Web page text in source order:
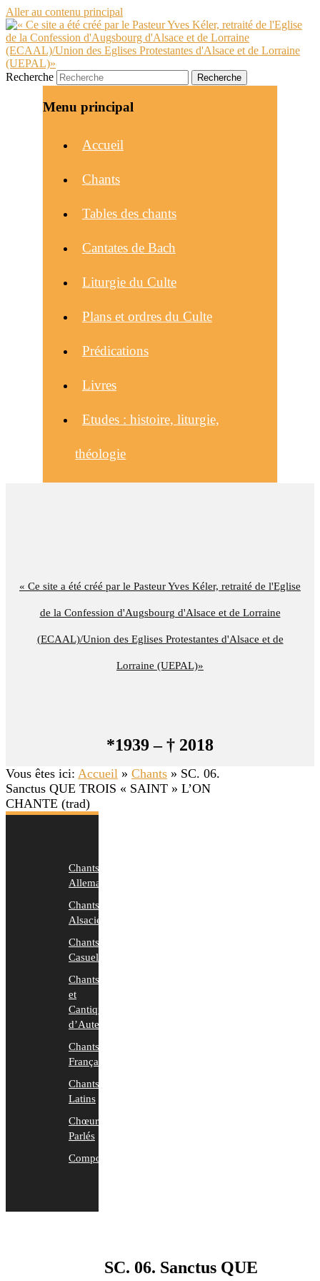
Aller au contenu principal
« Ce site a été créé par le Pasteur Yves Kéler, retraité de l'Eglise
de la Confession d'Augsbourg d'Alsace et de Lorraine
(ECAAL)/Union des Eglises Protestantes d'Alsace et de
Lorraine (UEPAL)»
*1939 – † 2018
Recherche
Menu principal
Accueil
Chants
Tables des chants
Cantates de Bach
Liturgie du Culte
Plans et ordres du Culte
Prédications
Livres
Etudes : histoire, liturgie,
théologie
SC. 06. Sanctus QUE
Vous êtes ici: Accueil » Chants » SC. 06.
Sanctus QUE TROIS « SAINT » L’ON
CHANTE (trad)
Chants
Allemands
Chants
Alsaciens
Chants
Casuels
Chants
et
Cantiques
d’Auteurs
Chants
Français
Chants
Latins
Chœurs
Parlés
Compositions